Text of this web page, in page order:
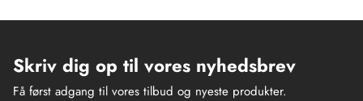
Skriv dig op til vores nyhedsbrev
Få først adgang til vores tilbud og nyeste produkter.